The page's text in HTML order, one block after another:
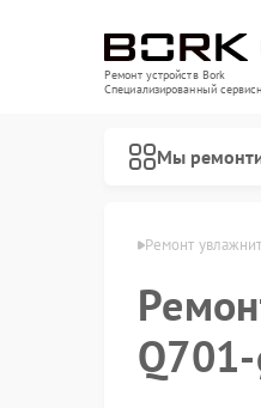
Ремонт устройств Bork
Специализированный
Мы
Ремонт